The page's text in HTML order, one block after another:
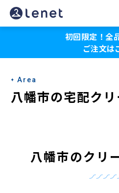
八
幡
の
ク
リ
初回限定！全
ご注文は
Area
八幡市の宅配ク
八幡市のクリ